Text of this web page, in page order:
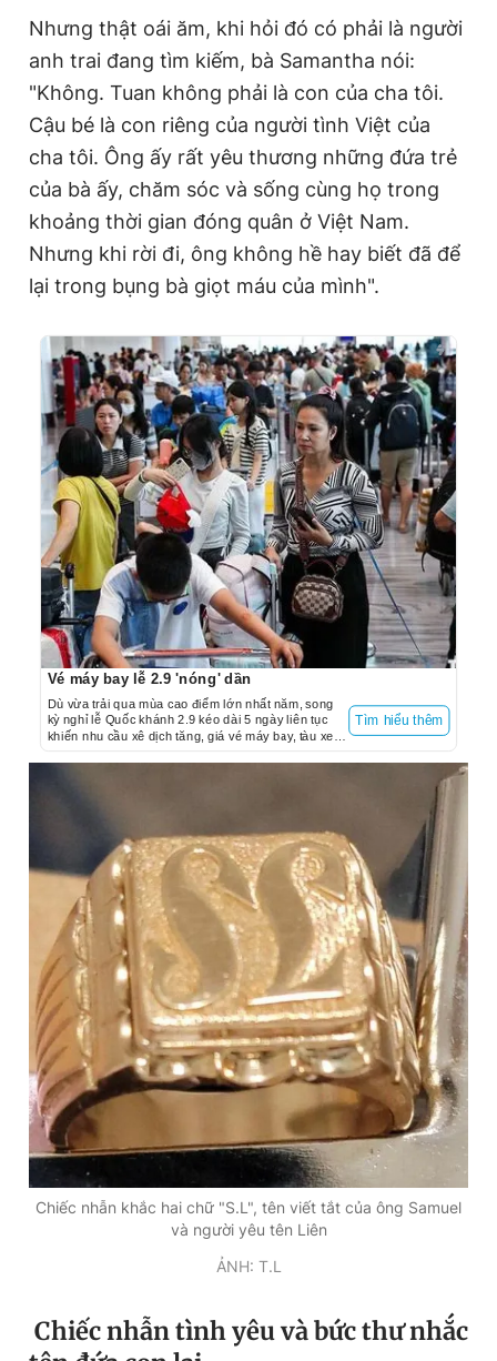
Nhưng thật oái ăm, khi hỏi đó có phải là người
anh trai đang tìm kiếm, bà Samantha nói:
"Không. Tuan không phải là con của cha tôi.
Cậu bé là con riêng của người tình Việt của
cha tôi. Ông ấy rất yêu thương những đứa trẻ
của bà ấy, chăm sóc và sống cùng họ trong
khoảng thời gian đóng quân ở Việt Nam.
Nhưng khi rời đi, ông không hề hay biết đã để
lại trong bụng bà giọt máu của mình".
Vé máy bay lễ 2.9 'nóng' dần
Dù vừa trải qua mùa cao điểm lớn nhất năm, song
kỳ nghỉ lễ Quốc khánh 2.9 kéo dài 5 ngày liên tục
khiến nhu cầu xê dịch tăng, giá vé máy bay, tàu xe
cũng "nóng" dần.
Tìm hiểu thêm
Chiếc nhẫn khắc hai chữ "S.L", tên viết tắt của ông Samuel
và người yêu tên Liên
ẢNH: T.L
Chiếc nhẫn tình yêu và bức thư nhắc